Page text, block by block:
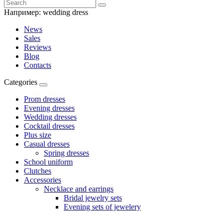
Например: wedding dress
News
Sales
Reviews
Blog
Contacts
Categories
Prom dresses
Evening dresses
Wedding dresses
Cocktail dresses
Plus size
Casual dresses
Spring dresses
School uniform
Clutches
Accessories
Necklace and earrings
Bridal jewelry sets
Evening sets of jewelery